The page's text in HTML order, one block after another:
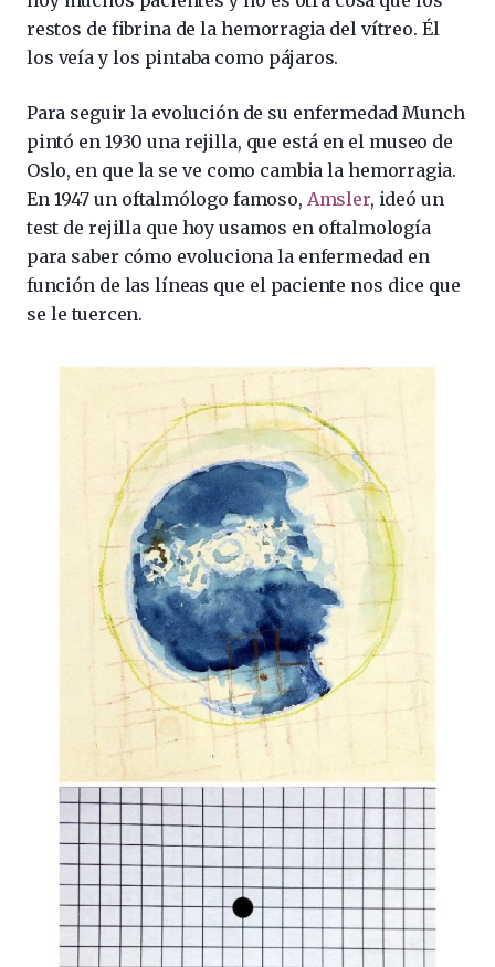
restos de fibrina de la hemorragia del vítreo. Él
los veía y los pintaba como pájaros.
Para seguir la evolución de su enfermedad Munch
pintó en 1930 una rejilla, que está en el museo de
Oslo, en que la se ve como cambia la hemorragia.
En 1947 un oftalmólogo famoso, Amsler, ideó un
test de rejilla que hoy usamos en oftalmología
para saber cómo evoluciona la enfermedad en
función de las líneas que el paciente nos dice que
se le tuercen.